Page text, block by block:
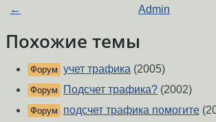
← Admin
Похожие темы
Форум учет трафика (2005)
Форум Подсчет трафика? (2002)
Форум подсчет трафика помогите